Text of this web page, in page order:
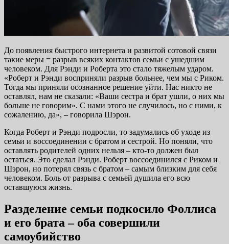
До появления быстрого интернета и развитой сотовой связи
такие меры = разрыв всяких контактов семьи с ушедшим
человеком. Для Рэнди и Роберта это стало тяжелым ударом.
«Роберт и Рэнди восприняли разрыв больнее, чем мы с Риком.
Тогда мы приняли осознанное решение уйти. Нас никто не
оставлял, нам не сказали: «Ваши сестра и брат ушли, о них мы
больше не говорим». С нами этого не случилось, но с ними, к
сожалению, да», – говорила Шэрон.
Когда Роберт и Рэнди подросли, то задумались об уходе из
семьи и воссоединении с братом и сестрой. Но поняли, что
оставлять родителей одних нельзя – кто-то должен был
остаться. Это сделал Рэнди. Роберт воссоединился с Риком и
Шэрон, но потерял связь с братом – самым близким для себя
человеком. Боль от разрыва с семьей душила его всю
оставшуюся жизнь.
Разделение семьи подкосило Фоллиса
и его брата – оба совершили
самоубийство